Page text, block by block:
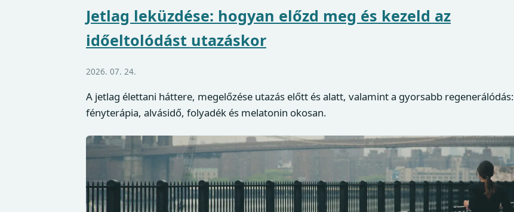
Jetlag leküzdése: hogyan előzd meg és kezeld az
időeltolódást utazáskor
2026. 07. 24.
A jetlag élettani háttere, megelőzése utazás előtt és alatt, valamint a gyorsabb regenerálódás:
fényterápia, alvásidő, folyadék és melatonin okosan.